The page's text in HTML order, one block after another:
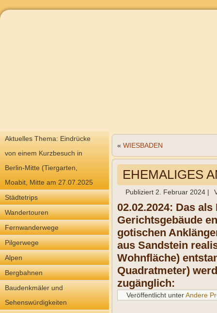
Aktuelles Thema: Eindrücke
von einem Kurzbesuch in
Berlin-Mitte (Tiergarten,
Moabit, Mitte am 27.07.2025
Städtetrips
Wandertouren
Fernwanderwege
Pilgerwege
Alpen
Bergbahnen
Baudenkmäler und
Sehenswürdigkeiten
« WIESBADEN
EHEMALIGES
Publiziert 2. Februar 2024 |
02.02.2024: Das
Gerichtsgebäude
gotischen
aus Sandstein
Wohnfläche)
Quadratmeter)
zugänglich:
Veröffentlicht unterAndere